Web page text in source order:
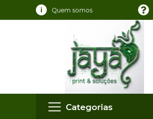
Quem somos
Categorias